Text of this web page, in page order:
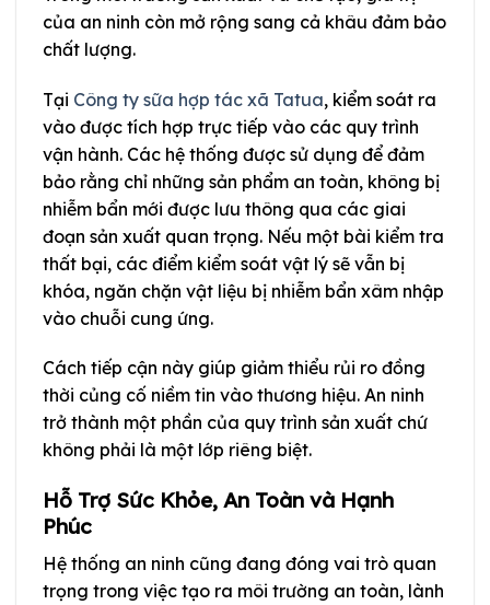
của an ninh còn mở rộng sang cả khâu đảm bảo
chất lượng.
Tại Công ty sữa hợp tác xã Tatua, kiểm soát ra
vào được tích hợp trực tiếp vào các quy trình
vận hành. Các hệ thống được sử dụng để đảm
bảo rằng chỉ những sản phẩm an toàn, không bị
nhiễm bẩn mới được lưu thông qua các giai
đoạn sản xuất quan trọng. Nếu một bài kiểm tra
thất bại, các điểm kiểm soát vật lý sẽ vẫn bị
khóa, ngăn chặn vật liệu bị nhiễm bẩn xâm nhập
vào chuỗi cung ứng.
Cách tiếp cận này giúp giảm thiểu rủi ro đồng
thời củng cố niềm tin vào thương hiệu. An ninh
trở thành một phần của quy trình sản xuất chứ
không phải là một lớp riêng biệt.
Hỗ Trợ Sức Khỏe, An Toàn và Hạnh
Phúc
Hệ thống an ninh cũng đang đóng vai trò quan
trọng trong việc tạo ra môi trường an toàn, lành